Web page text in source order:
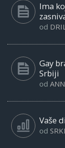
Ima
od
Gay
Srbiji
od
Vaše
od